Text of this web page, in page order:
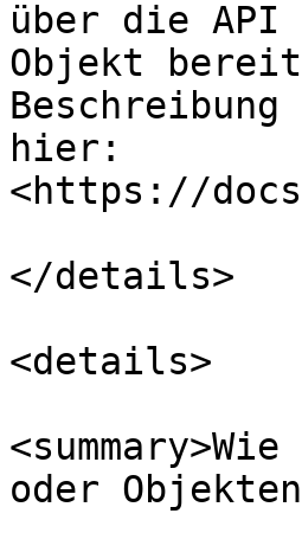
über die API
Objekt
hier:
<https://
</details>
<details>
oder